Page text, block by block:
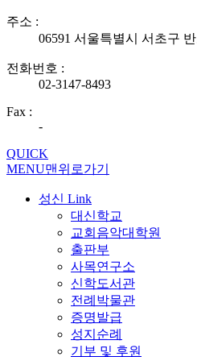
주소 :
06591 서울특별시 서초구
전화번호 :
02-3147-8493
Fax :
-
QUICK
MENU맨위로가기
성신 Link
대신학교
교회음악대학원
출판부
사목연구소
신학도서관
전례박물관
증명발급
성지순례
기부 및 후원